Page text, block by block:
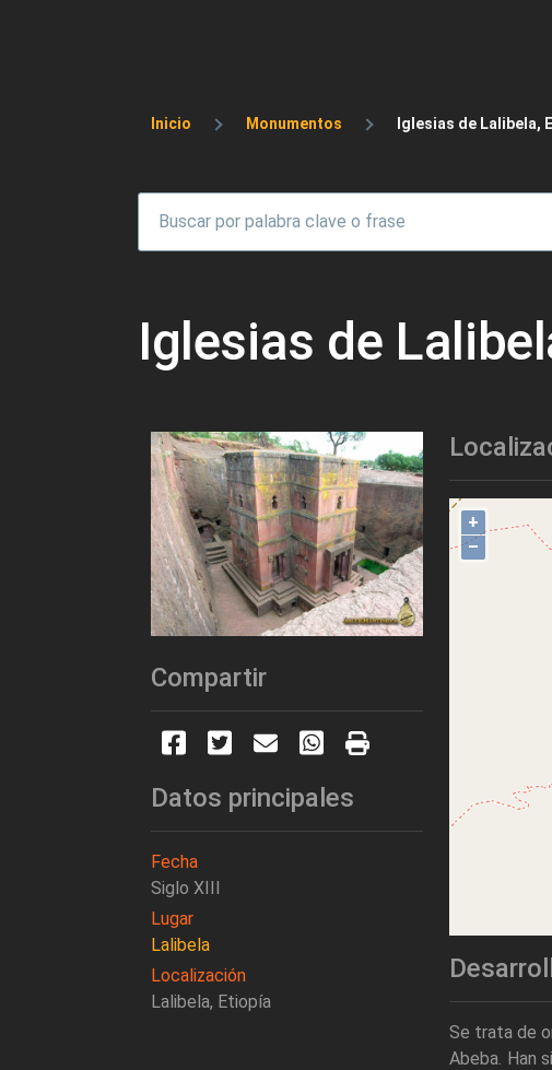
Sobrescribir enlaces de
Inicio Monumentos Iglesias de Lalibela,
Iglesias de
Compartir
Datos principales
Fecha
Siglo XIII
Lugar
Lalibela
Localización
Lalibela, Etiopía
+
–
Se trata de
Abeba. Han